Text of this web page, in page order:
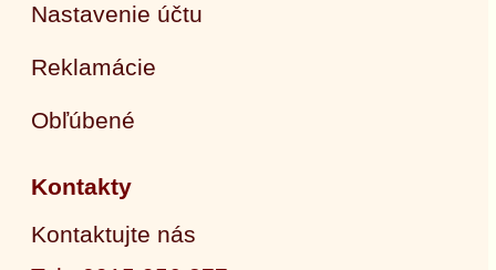
Nastavenie účtu
Reklamácie
Obľúbené
Kontakty
Kontaktujte nás